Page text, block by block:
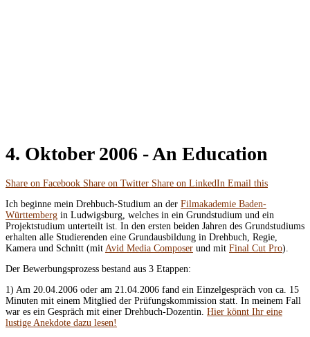
4. Oktober 2006 -An Education
Share on Facebook Share on Twitter Share on LinkedIn Email this
Ich beginne mein Drehbuch-Studium an der Filmakademie Baden-
Württemberg in Ludwigsburg, welches in ein Grundstudium und ein
Projektstudium unterteilt ist. In den ersten beiden Jahren des Grundstudiums
erhalten alle Studierenden eine Grundausbildung in Drehbuch, Regie,
Kamera und Schnitt (mit Avid Media Composer und mit Final Cut Pro).
Der Bewerbungsprozess bestand aus 3 Etappen:
1) Am 20.04.2006 oder am 21.04.2006 fand ein Einzelgespräch von ca. 15
Minuten mit einem Mitglied der Prüfungskommission statt. In meinem Fall
war es ein Gespräch mit einer Drehbuch-Dozentin. Hier könnt Ihr eine
lustige Anekdote dazu lesen!